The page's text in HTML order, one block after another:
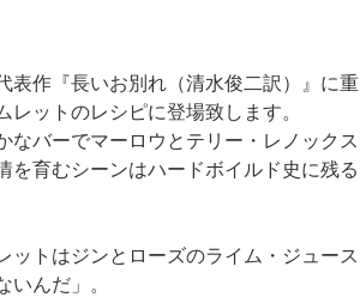
表作『長いお別れ（清水俊二訳）』に重
ットのレシピに登場致します。
なバーでマーロウとテリー・レノックス
を育むシーンはハードボイルド史に残る
ットはジンとローズのライム・ジュース
いんだ」。